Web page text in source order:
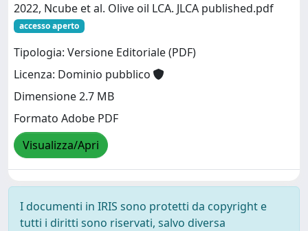
2022, Ncube et al. Olive oil LCA. JLCA published.pdf
accesso aperto
Tipologia: Versione Editoriale (PDF)
Licenza: Dominio pubblico
Dimensione 2.7 MB
Formato Adobe PDF
Visualizza/Apri
I documenti in IRIS sono protetti da copyright e
tutti i diritti sono riservati, salvo diversa